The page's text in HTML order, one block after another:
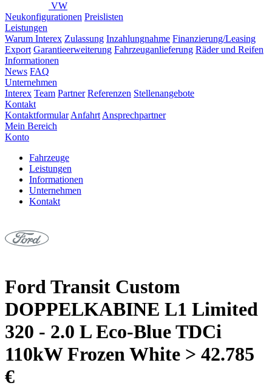
VW
Neukonfigurationen Preislisten
Leistungen
Warum Interex Zulassung Inzahlungnahme Finanzierung/Leasing
Export Garantieerweiterung Fahrzeuganlieferung Räder und Reifen
Informationen
News FAQ
Unternehmen
Interex Team Partner Referenzen Stellenangebote
Kontakt
Kontaktformular Anfahrt Ansprechpartner
Mein Bereich
Konto
Fahrzeuge
Leistungen
Informationen
Unternehmen
Kontakt
Ford Transit Custom
DOPPELKABINE L1 Limited
320 - 2.0 L Eco-Blue TDCi
110kW Frozen White > 42.785
€